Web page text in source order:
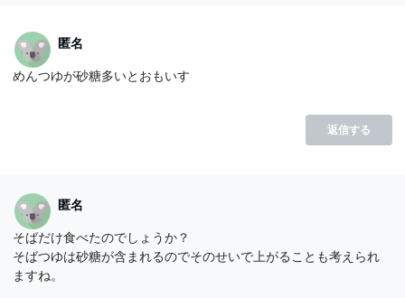
匿名
めんつゆが砂糖多いとおもいす
返信する
匿名
そばだけ食べたのでしょうか？
そばつゆは砂糖が含まれるのでそのせいで上がることも考えられ
ますね。